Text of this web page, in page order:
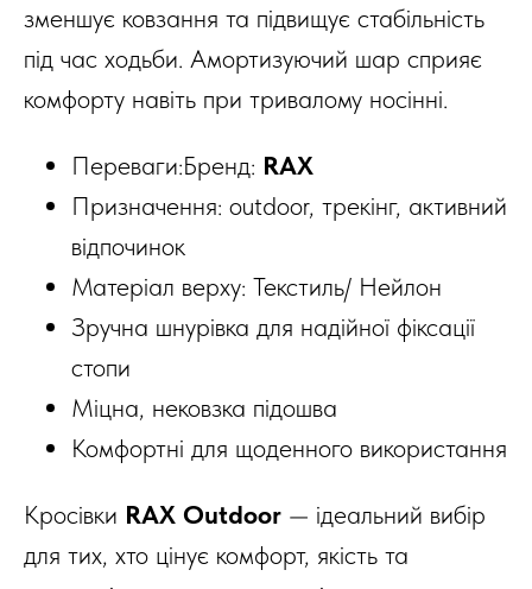
зменшує ковзання та підвищує стабільність
під час ходьби. Амортизуючий шар сприяє
комфорту навіть при тривалому носінні.
Переваги:Бренд: RAX
Призначення: outdoor, трекінг, активний
відпочинок
Матеріал верху: Текстиль/ Нейлон
Зручна шнурівка для надійної фіксації
стопи
Міцна, нековзка підошва
Комфортні для щоденного використання
Кросівки RAX Outdoor — ідеальний вибір
для тих, хто цінує комфорт, якість та